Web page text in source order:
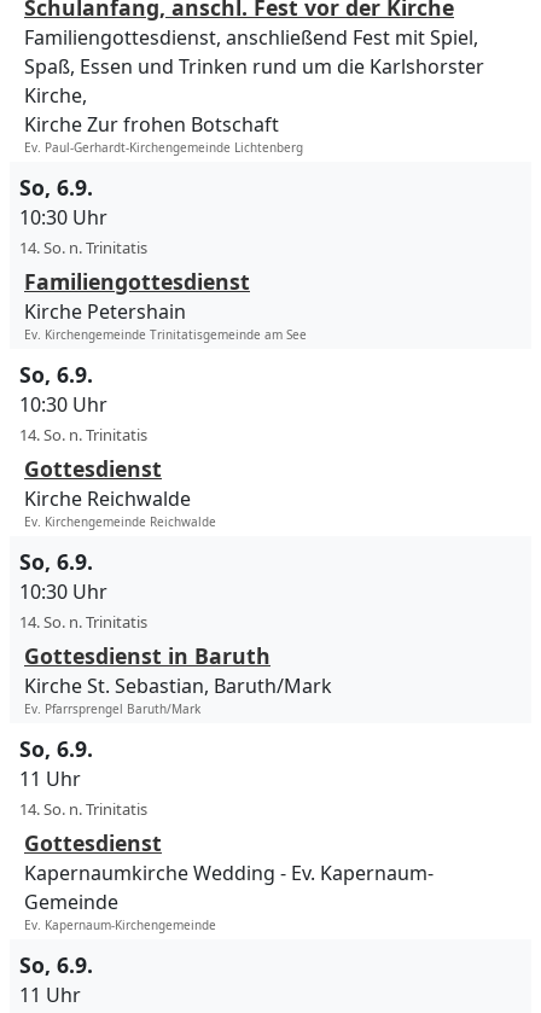
Schulanfang, anschl. Fest vor der Kirche
Familiengottesdienst, anschließend Fest mit Spiel,
Spaß, Essen und Trinken rund um die Karlshorster
Kirche,
Kirche Zur frohen Botschaft
Ev. Paul-Gerhardt-Kirchengemeinde Lichtenberg
So, 6.9.
10:30 Uhr
14. So. n. Trinitatis
Familiengottesdienst
Kirche Petershain
Ev. Kirchengemeinde Trinitatisgemeinde am See
So, 6.9.
10:30 Uhr
14. So. n. Trinitatis
Gottesdienst
Kirche Reichwalde
Ev. Kirchengemeinde Reichwalde
So, 6.9.
10:30 Uhr
14. So. n. Trinitatis
Gottesdienst in Baruth
Kirche St. Sebastian, Baruth/Mark
Ev. Pfarrsprengel Baruth/Mark
So, 6.9.
11 Uhr
14. So. n. Trinitatis
Gottesdienst
Kapernaumkirche Wedding
Ev. Kapernaum-
Gemeinde
Ev. Kapernaum-Kirchengemeinde
So, 6.9.
11 Uhr